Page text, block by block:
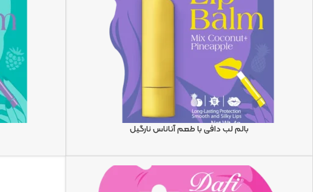
بالم لب دافی با طعم آناناس نارگیل